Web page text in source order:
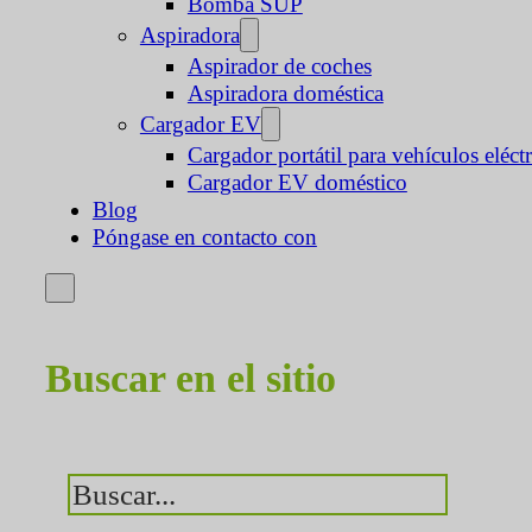
Aspiradora
Aspirador de coches
Aspiradora doméstica
Cargador EV
Cargador portátil para vehículos
Cargador EV doméstico
Blog
Póngase en contacto con
Buscar en el sitio
Buscar